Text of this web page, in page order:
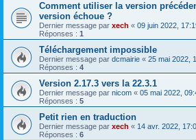
Comment utiliser la version
version échoue ?
Dernier message par xech « 09 juin 2022,
Réponses : 1
Téléchargement impossible
Dernier message par dcmairie « 25 mai 2022,
Réponses : 4
Version 2.17.3 vers la 22.3.1
Dernier message par nicom « 05 mai 2022,
Réponses : 5
Petit rien en traduction
Dernier message par xech « 14 avr. 2022,
Réponses : 6